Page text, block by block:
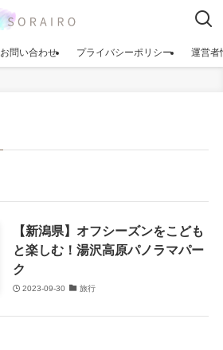
お問い合わせ プライバシーポリシー 運営者
【新潟県】オフシーズンをこども
と楽しむ！湯沢高原パノラマパー
ク
2023-09-30 旅行